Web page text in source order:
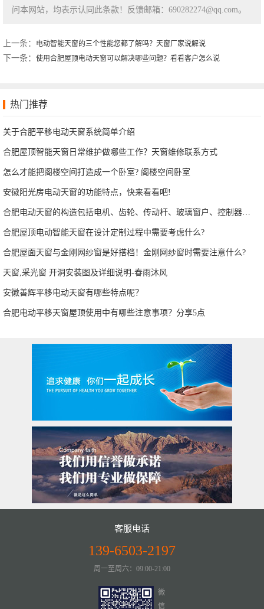
问本网站，均表示认同此条款！反馈邮箱：690282274@qq.com。
上一条： 电动智能天窗的三个性能您都了解吗？天窗厂家说解说
下一条： 使用合肥屋顶电动天窗可以解决哪些问题？看看客户怎么说
热门推荐
关于合肥平移电动天窗系统简单介绍
合肥屋顶智能天窗日常维护做哪些工作？天窗维修联系方式
怎么才能把阁楼空间打造成一个卧室? 阁楼空间卧室
安徽阳光房电动天窗的功能特点，快来看看吧!
合肥屋顶电动智能天窗在设计定制过程中需要考虑什么?
合肥屋面天窗与金刚网纱窗是好搭档！金刚网纱窗时需要注意什么?
天窗,采光窗 开洞安装图及详细说明-春雨沐风
安徽善辉平移电动天窗有哪些特点呢？
合肥电动平移天窗屋顶使用中有哪些注意事项？分享5点
客服电话
139-6503-2197
周一至周六：09:00-21:00
微
信